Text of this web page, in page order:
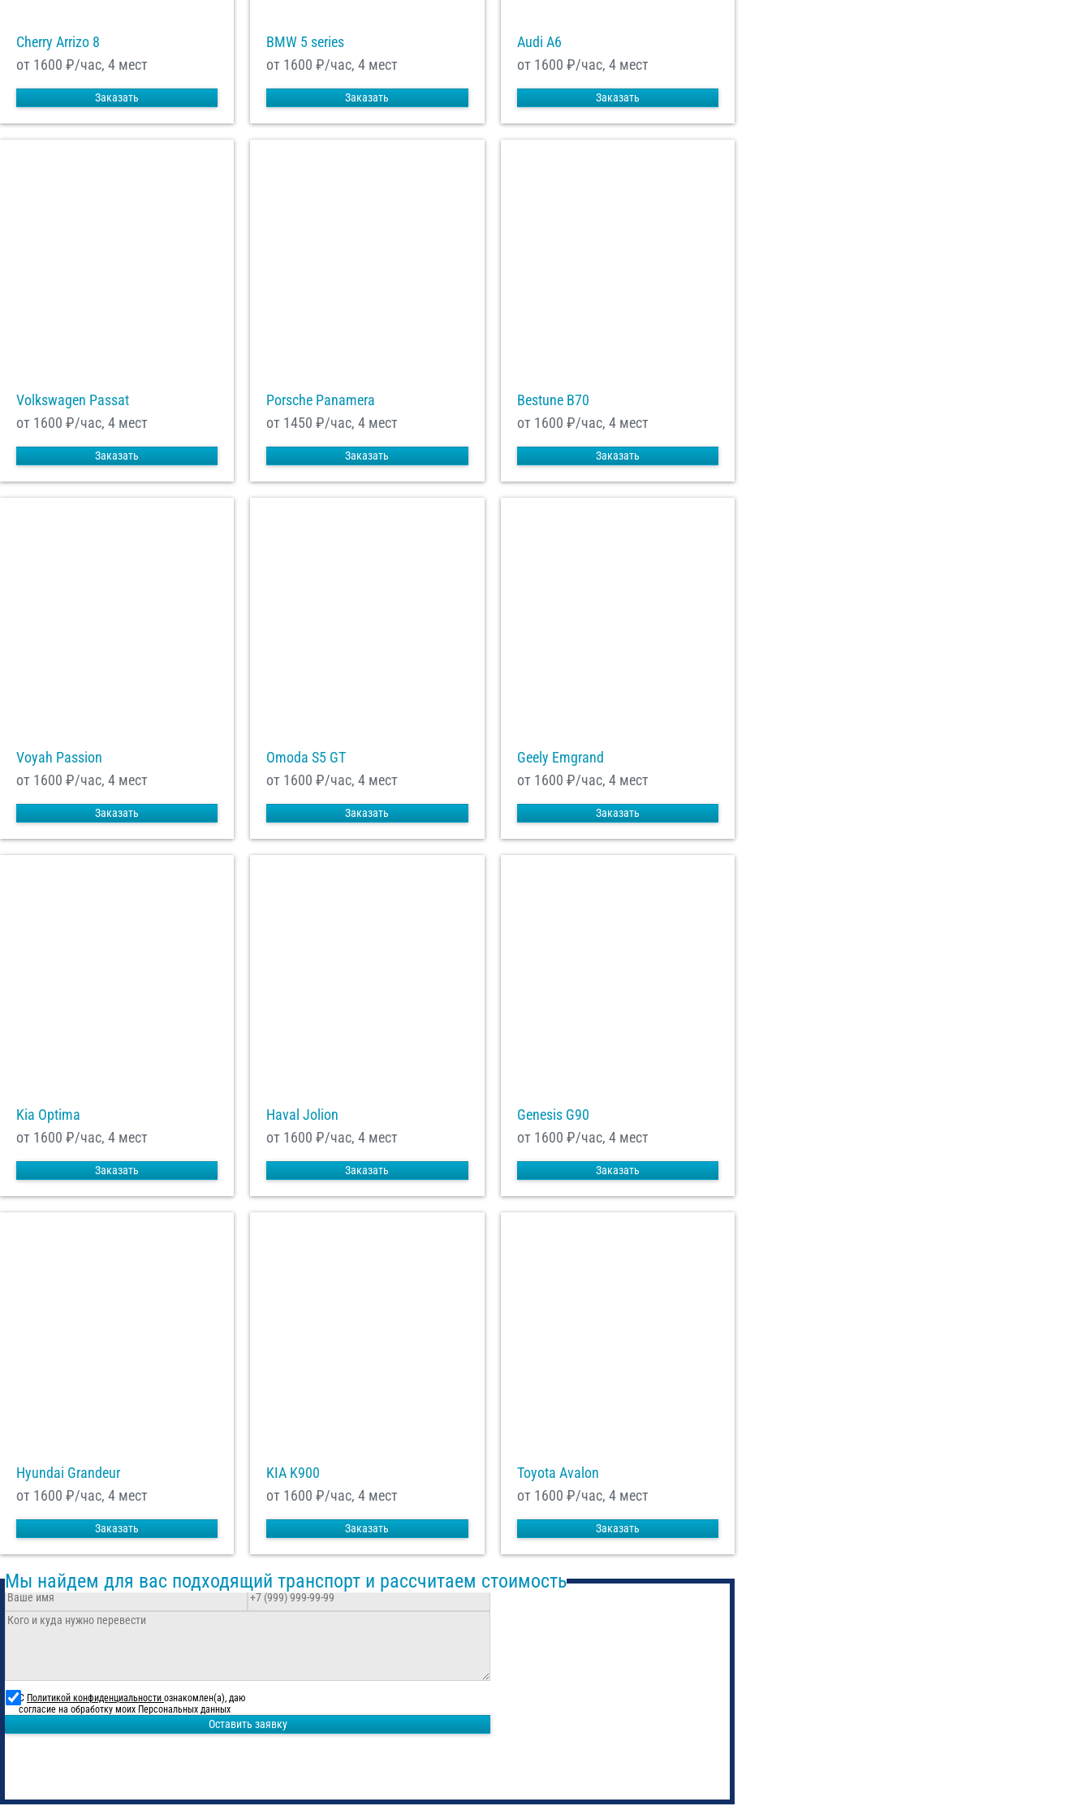
Cherry Arrizo 8
от 1600 ₽/час, 4 мест
Заказать
BMW 5 series
от 1600 ₽/час, 4 мест
Заказать
Audi A6
от 1600 ₽/час, 4 мест
Заказать
Volkswagen Passat
от 1600 ₽/час, 4 мест
Заказать
Porsche Panamera
от 1450 ₽/час, 4 мест
Заказать
Bestune B70
от 1600 ₽/час, 4 мест
Заказать
Voyah Passion
от 1600 ₽/час, 4 мест
Заказать
Omoda S5 GT
от 1600 ₽/час, 4 мест
Заказать
Geely Emgrand
от 1600 ₽/час, 4 мест
Заказать
Kia Optima
от 1600 ₽/час, 4 мест
Заказать
Haval Jolion
от 1600 ₽/час, 4 мест
Заказать
Genesis G90
от 1600 ₽/час, 4 мест
Заказать
Hyundai Grandeur
от 1600 ₽/час, 4 мест
Заказать
KIA K900
от 1600 ₽/час, 4 мест
Заказать
Toyota Avalon
от 1600 ₽/час, 4 мест
Заказать
Мы найдем для вас подходящий транспорт и рассчитаем стоимость
С Политикой конфиденциальности ознакомлен(а), даю
согласие на обработку моих Персональных данных
Оставить заявку